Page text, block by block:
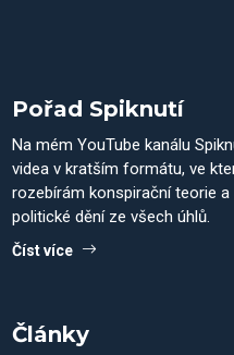
Pořad Spiknutí
Na mém YouTube kanálu
videa v kratším formátu, ve
rozebírám konspirační teorie
politické dění ze všech úhlů.
Číst více
Články